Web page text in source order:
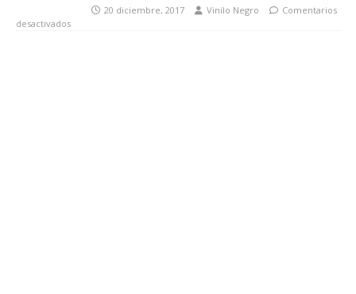
20 diciembre, 2017 Vinilo Negro
Comentarios
desactivados